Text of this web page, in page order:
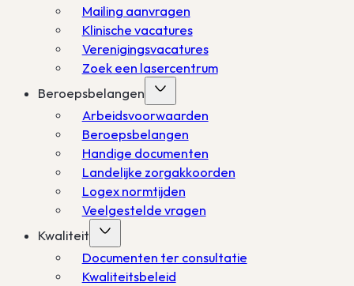
Mailing aanvragen
Klinische vacatures
Verenigingsvacatures
Zoek een lasercentrum
Beroepsbelangen
Arbeidsvoorwaarden
Beroepsbelangen
Handige documenten
Landelijke zorgakkoorden
Logex normtijden
Veelgestelde vragen
Kwaliteit
Documenten ter consultatie
Kwaliteitsbeleid